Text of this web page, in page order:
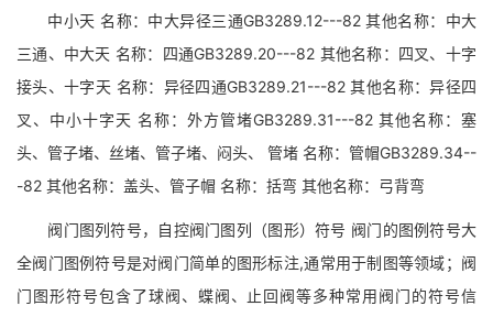
中小天 名称：中大异径三通GB3289.12---82 其他名称：中大
三通、中大天 名称：四通GB3289.20---82 其他名称：四叉、十字
接头、十字天 名称：异径四通GB3289.21---82 其他名称：异径四
叉、中小十字天 名称：外方管堵GB3289.31---82 其他名称：塞
头、管子堵、丝堵、管子堵、闷头、 管堵 名称：管帽GB3289.34--
-82 其他名称：盖头、管子帽 名称：括弯 其他名称：弓背弯
阀门图列符号，自控阀门图列（图形）符号 阀门的图例符号大
全阀门图例符号是对阀门简单的图形标注,通常用于制图等领域；阀
门图形符号包含了球阀、蝶阀、止回阀等多种常用阀门的符号信